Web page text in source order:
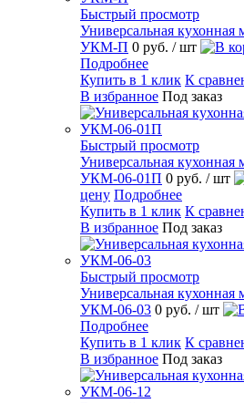
Быстрый просмотр
Универсальная
УКМ-П 0 руб. / шт
Подробнее
Купить в 1 клик К
В избранное Под заказ
Быстрый просмотр
Универсальная
УКМ-06-01П 0 руб. / шт
цену Подробнее
Купить в 1 клик К
В избранное Под заказ
Быстрый просмотр
Универсальная
УКМ-06-03 0 руб. / шт
Подробнее
Купить в 1 клик К
В избранное Под заказ